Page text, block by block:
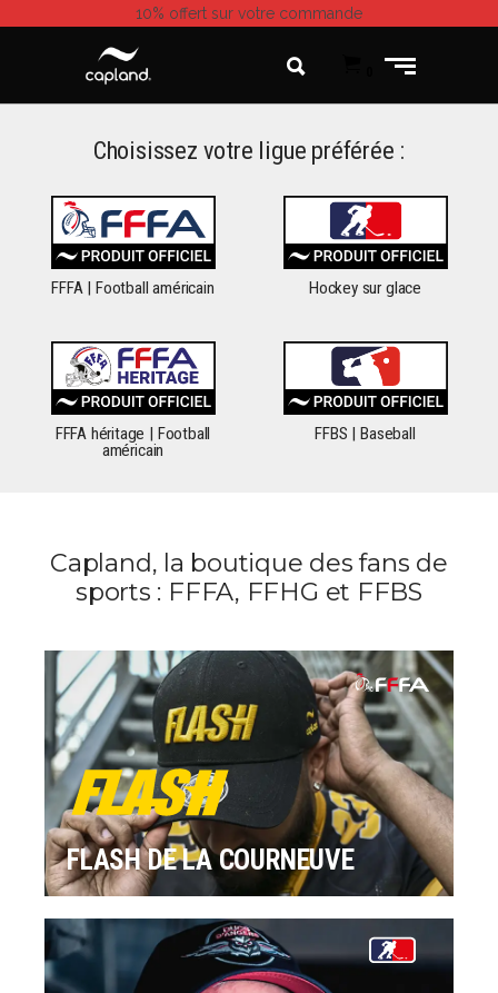
10% offert sur votre commande
Choisissez votre ligue préférée :
FFFA | Football américain Hockey sur glace
FFFA héritage | Football
américain
FFBS | Baseball
Capland, la boutique des fans de
sports : FFFA, FFHG et FFBS
FLASH DE LA COURNEUVE